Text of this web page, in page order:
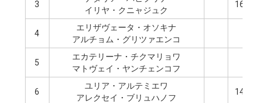
3
イリヤ・クニャジュク
16
4
エリザヴェータ・オソキナ
アルチョム・グリツァエンコ
5
エカテリーナ・チクマリョワ
マトヴェイ・ヤンチェンコフ
6
ユリア・アルテミエワ
アレクセイ・ブリュハノフ
14